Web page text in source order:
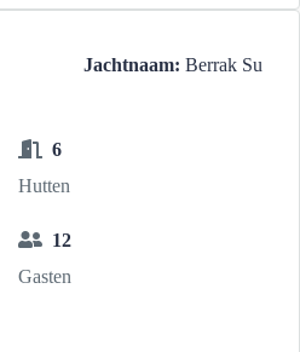
Jachtnaam: Berrak Su
6
Hutten
12
Gasten